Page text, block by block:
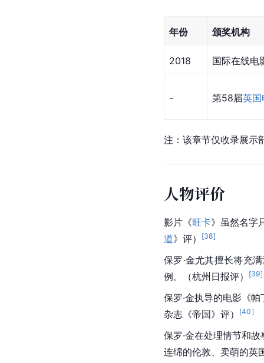
年份 颁奖机构
2018 国际在线电
- 第58届英国
注：该章节仅收录展示
人物评价
影片《旺卡》虽然名字
道》评） [38]
保罗·金尤其擅长将充
例。（杭州日报评）
[39]
保罗·金执导的电影《
杂志《帝国》评）
[40]
保罗·金在处理情节和
连绵的伦敦、卖萌的英